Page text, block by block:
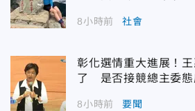
8小時前 社會
彰化選情重大進展！
了 是否接競總主委態
8小時前 要聞